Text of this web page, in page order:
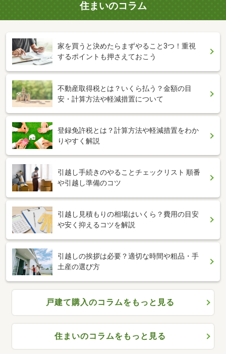
住まいのコラム
家を買うと決めたらまずやること3つ！重視
するポイントも押さえておこう
不動産取得税とは？いくら払う？金額の目
安・計算方法や軽減措置について
登録免許税とは？計算方法や軽減措置をわか
りやすく解説
引越し手続きのやることチェックリスト 順番
や引越し準備のコツ
引越し見積もりの相場はいくら？費用の目安
や安く抑えるコツを解説
引越しの挨拶は必要？適切な時間や粗品・手
土産の選び方
戸建て購入のコラムをもっと見る
住まいのコラムをもっと見る